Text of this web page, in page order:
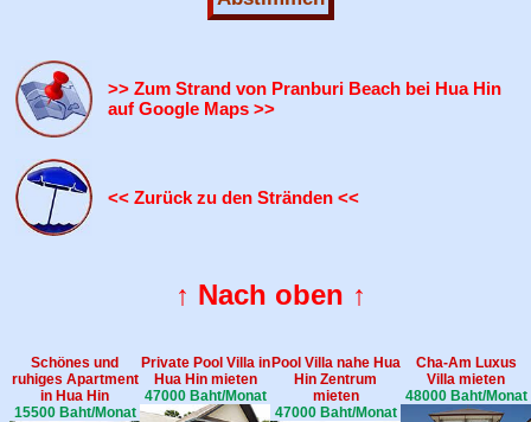
>> Zum Strand von Pranburi Beach bei Hua Hin
auf Google Maps >>
<< Zurück zu den Stränden <<
↑ Nach oben ↑
Schönes und
ruhiges Apartment
in Hua Hin
15500 Baht/Monat
Private Pool Villa in
Hua Hin mieten
47000 Baht/Monat
Pool Villa nahe Hua
Hin Zentrum
mieten
47000 Baht/Monat
Cha-Am Luxus
Villa mieten
48000 Baht/Monat